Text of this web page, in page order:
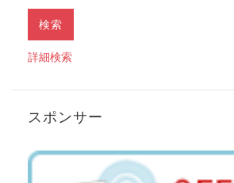
詳細検索
スポンサー